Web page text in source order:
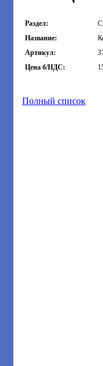
Раздел:
Название:
Артикул:
Цена б/НДС:
Полный список